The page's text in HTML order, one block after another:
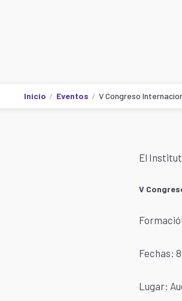
Inicio Eventos V Congreso
El
V
Fechas:
Lugar: